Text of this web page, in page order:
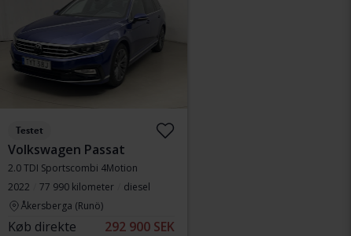
Testet
Volkswagen Passat
2.0 TDI Sportscombi 4Motion
2022
77 990 kilometer
diesel
Åkersberga (Runö)
Køb direkte 292 900 SEK